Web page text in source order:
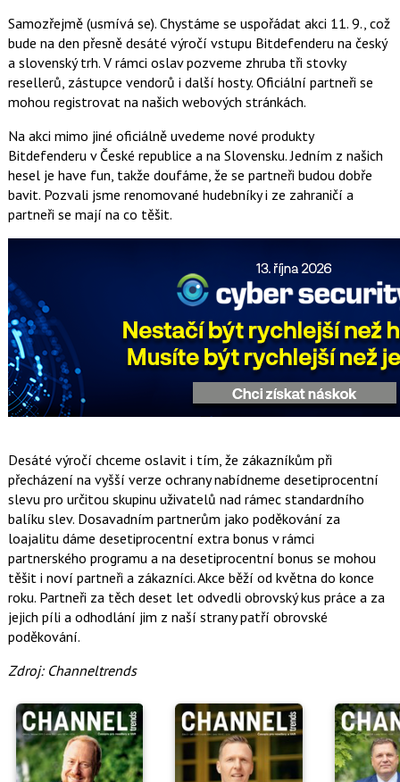
Samozřejmě (usmívá se). Chystáme se uspořádat akci 11. 9., což
bude na den přesně desáté výročí vstupu Bitdefenderu na český
a slovenský trh. V rámci oslav pozveme zhruba tři stovky
resellerů, zástupce vendorů i další hosty. Oficiální partneři se
mohou registrovat na našich webových stránkách.
Na akci mimo jiné oficiálně uvedeme nové produkty
Bitdefenderu v České republice a na Slovensku. Jedním z našich
hesel je have fun, takže doufáme, že se partneři budou dobře
bavit. Pozvali jsme renomované hudebníky i ze zahraničí a
partneři se mají na co těšit.
Desáté výročí chceme oslavit i tím, že zákazníkům při
přecházení na vyšší verze ochrany nabídneme desetiprocentní
slevu pro určitou skupinu uživatelů nad rámec standardního
balíku slev. Dosavadním partnerům jako poděkování za
loajalitu dáme desetiprocentní extra bonus v rámci
partnerského programu a na desetiprocentní bonus se mohou
těšit i noví partneři a zákazníci. Akce běží od května do konce
roku. Partneři za těch deset let odvedli obrovský kus práce a za
jejich píli a odhodlání jim z naší strany patří obrovské
poděkování.
Zdroj: Channeltrends